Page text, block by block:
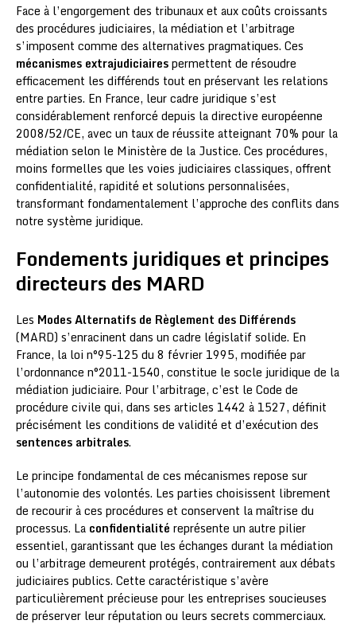
Face à l’engorgement des tribunaux et aux coûts croissants
des procédures judiciaires, la médiation et l’arbitrage
s’imposent comme des alternatives pragmatiques. Ces
mécanismes extrajudiciairespermettent de résoudre
efficacement les différends tout en préservant les relations
entre parties. En France, leur cadre juridique s’est
considérablement renforcé depuis la directive européenne
2008/52/CE, avec un taux de réussite atteignant 70% pour la
médiation selon le Ministère de la Justice. Ces procédures,
moins formelles que les voies judiciaires classiques, offrent
confidentialité, rapidité et solutions personnalisées,
transformant fondamentalement l’approche des conflits dans
notre système juridique.
Fondements juridiques et principes
directeurs des MARD
Les Modes Alternatifs de Règlement des Différends
(MARD) s’enracinent dans un cadre législatif solide. En
France, la loi n°95-125 du 8 février 1995, modifiée par
l’ordonnance n°2011-1540, constitue le socle juridique de la
médiation judiciaire. Pour l’arbitrage, c’est le Code de
procédure civile qui, dans ses articles 1442 à 1527, définit
précisément les conditions de validité et d’exécution des
sentences arbitrales.
Le principe fondamental de ces mécanismes repose sur
l’autonomie des volontés. Les parties choisissent librement
de recourir à ces procédures et conservent la maîtrise du
processus. La confidentialité représente un autre pilier
essentiel, garantissant que les échanges durant la médiation
ou l’arbitrage demeurent protégés, contrairement aux débats
judiciaires publics. Cette caractéristique s’avère
particulièrement précieuse pour les entreprises soucieuses
de préserver leur réputation ou leurs secrets commerciaux.